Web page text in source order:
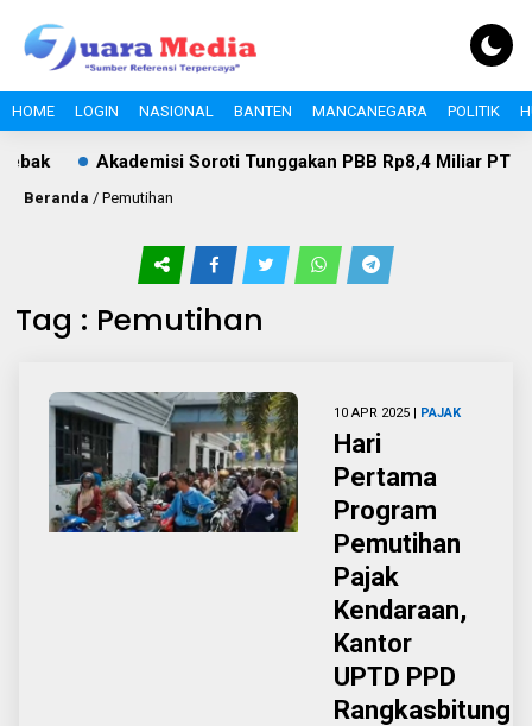
HOME LOGIN NASIONAL BANTEN MANCANEGARA POLITIK
Akademisi Soroti Tunggakan PBB Rp8,4 Miliar PT
Beranda / Pemutihan
Tag : Pemutihan
10 APR 2025 | PAJAK
Hari
Pertama
Program
Pemutihan
Pajak
Kendaraan,
Kantor
UPTD PPD
Rangkasbitung